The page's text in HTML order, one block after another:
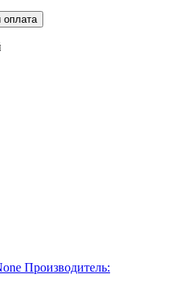
оплата
Производитель: